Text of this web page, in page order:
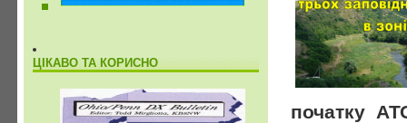
ЦІКАВО ТА КОРИСНО
початку